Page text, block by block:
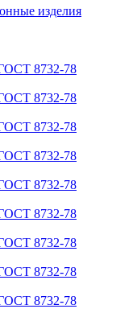
изделия
8732-78
8732-78
8732-78
8732-78
8732-78
8732-78
8732-78
8732-78
8732-78